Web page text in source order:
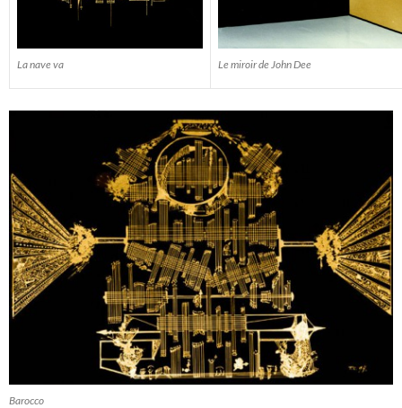
La nave va Le miroir de John Dee
Barocco